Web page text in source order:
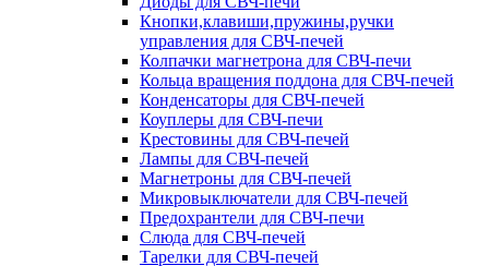
Кнопки,клавиши,пружины,ручки
управления для СВЧ-печей
Колпачки магнетрона для СВЧ-печи
Кольца вращения поддона для СВЧ-печей
Конденсаторы для СВЧ-печей
Коуплеры для СВЧ-печи
Крестовины для СВЧ-печей
Лампы для СВЧ-печей
Магнетроны для СВЧ-печей
Микровыключатели для СВЧ-печей
Предохрантели для СВЧ-печи
Слюда для СВЧ-печей
Тарелки для СВЧ-печей